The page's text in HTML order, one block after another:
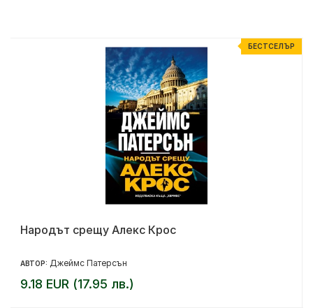
БЕСТСЕЛЪР
Народът срещу Алекс Крос
АВТОР: Джеймс Патерсън
9.18 EUR (17.95 лв.)